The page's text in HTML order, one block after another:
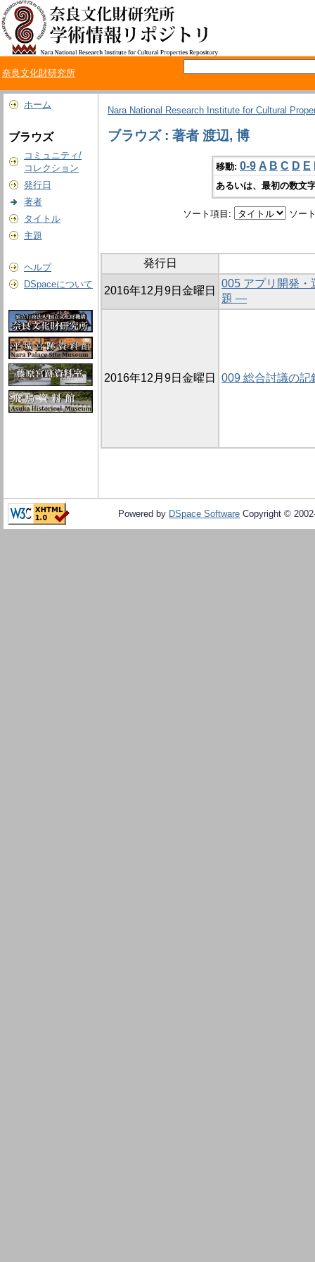
奈良文化財研究所
ホーム
ブラウズ
コミュニティ/
コレクション
発行日
著者
タイトル
主題
ヘルプ
DSpaceについて
Nara National Research Institute for Cultural
ブラウズ : 著者 渡辺, 博
移動: 0-9 A B C D E
あるいは、最初の数文
ソート項目: ソー
発行日
2016年12月9日金曜日
005 アプリ開発・
題 ―
2016年12月9日金曜日 009 総合討議の記
Powered by DSpace Software Copyright ©